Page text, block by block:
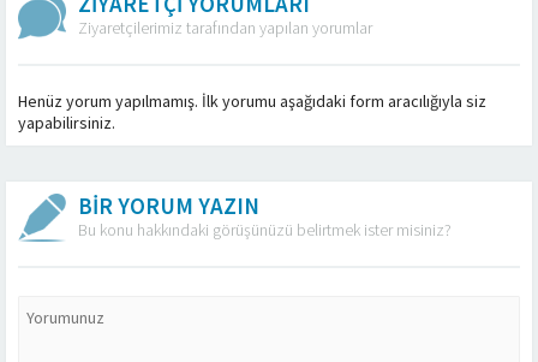
Ziyaretçilerimiz tarafından yapılan yorumlar
Henüz yorum yapılmamış. İlk yorumu aşağıdaki form aracılığıyla siz
yapabilirsiniz.
BİR YORUM YAZIN
Bu konu hakkındaki görüşünüzü belirtmek ister misiniz?